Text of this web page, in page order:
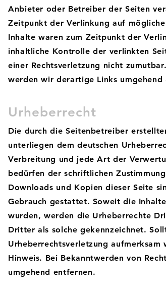
Anbieter oder Betreiber der Seiten
Zeitpunkt der Verlinkung auf
Inhalte waren zum Zeitpunkt der
inhaltliche Kontrolle der verlinkten
einer Rechtsverletzung nicht
werden wir derartige Links umgehend
Urheberrecht
Die durch die Seitenbetreiber
unterliegen dem deutschen
Verbreitung und jede Art der
bedürfen der schriftlichen
Downloads und Kopien dieser Seite
Gebrauch gestattet. Soweit die
wurden, werden die Urheberrechte
Dritter als solche gekennzeichnet.
Urheberrechtsverletzung
Hinweis. Bei Bekanntwerden von
umgehend entfernen.